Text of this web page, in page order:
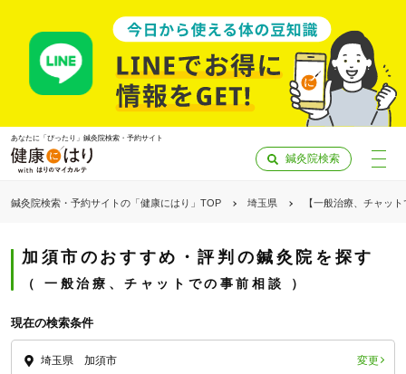
あなたに「ぴったり」鍼灸院検索・予約サイト
鍼灸院検索
鍼灸院検索・予約サイトの「健康にはり」TOP 埼玉県 【一般治療、チャッ
加須市のおすすめ・評判の鍼灸院を探す
一般治療、チャットでの事前相談
現在の検索条件
埼玉県 加須市 変更